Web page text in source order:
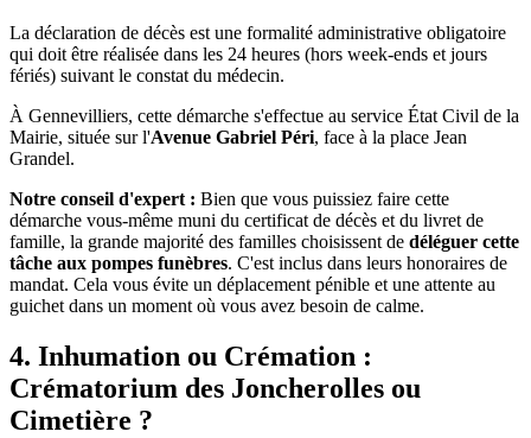
La déclaration de décès est une formalité administrative obligatoire
qui doit être réalisée dans les 24 heures (hors week-ends et jours
fériés) suivant le constat du médecin.
À Gennevilliers, cette démarche s'effectue au service État Civil de la
Mairie, située sur l'Avenue Gabriel Péri, face à la place Jean
Grandel.
Notre conseil d'expert : Bien que vous puissiez faire cette
démarche vous-même muni du certificat de décès et du livret de
famille, la grande majorité des familles choisissent de déléguer cette
tâche aux pompes funèbres. C'est inclus dans leurs honoraires de
mandat. Cela vous évite un déplacement pénible et une attente au
guichet dans un moment où vous avez besoin de calme.
4. Inhumation ou Crémation :
Crématorium des Joncherolles ou
Cimetière ?